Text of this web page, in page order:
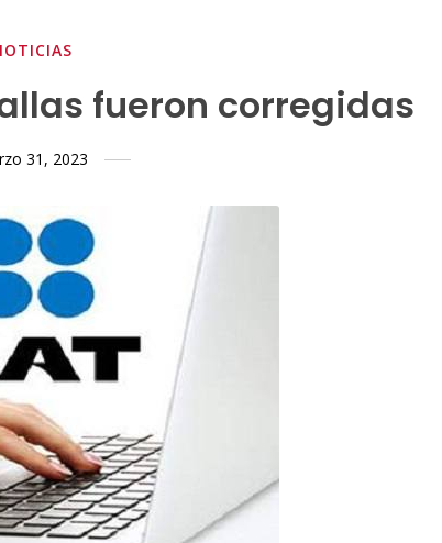
fueron corregidas
31, 2023